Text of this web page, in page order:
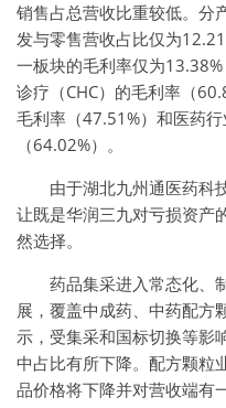
销售占总营收比重较低。分
发与零售营收占比仅为
一板块的毛利率仅为
诊疗（CHC）的毛利率（
毛利率（47.51%）和医药
（64.02%）。
由于湖北九州通医药科
让既是华润三九对亏损资产
然选择。
药品集采进入常态化、
展，覆盖中成药、中药配方
示，受集采和国标切换等影
中占比有所下降。配方颗粒
品价格将下降并对营收端有